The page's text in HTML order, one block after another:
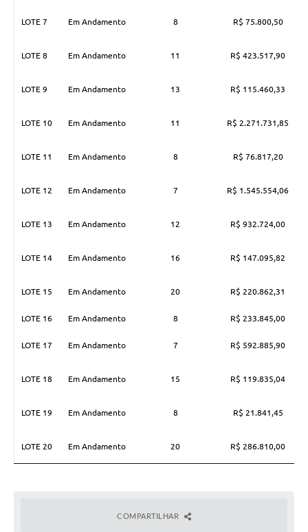
LOTE 7 Em Andamento 8 R$ 75.800,50
LOTE 8 Em Andamento 11 R$ 423.517,90
LOTE 9 Em Andamento 13 R$ 115.460,33
LOTE 10 Em Andamento 11 R$ 2.271.731,85
LOTE 11 Em Andamento 8 R$ 76.817,20
LOTE 12 Em Andamento 7 R$ 1.545.554,06
LOTE 13 Em Andamento 12 R$ 932.724,00
LOTE 14 Em Andamento 16 R$ 147.095,82
LOTE 15 Em Andamento 20 R$ 220.862,31
LOTE 16 Em Andamento 8 R$ 233.845,00
LOTE 17 Em Andamento 7 R$ 592.885,90
LOTE 18 Em Andamento 15 R$ 119.835,04
LOTE 19 Em Andamento 8 R$ 21.841,45
LOTE 20 Em Andamento 20 R$ 286.810,00
COMPARTILHAR